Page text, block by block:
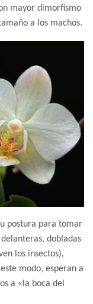
mayor dimorfismo
a los machos.
postura para tomar
dobladas
los insectos),
modo, esperan a
a «la boca del